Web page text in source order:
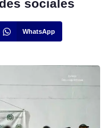
sociales
WhatsApp